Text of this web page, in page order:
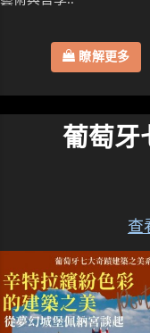
瞭解更多
葡萄牙
查